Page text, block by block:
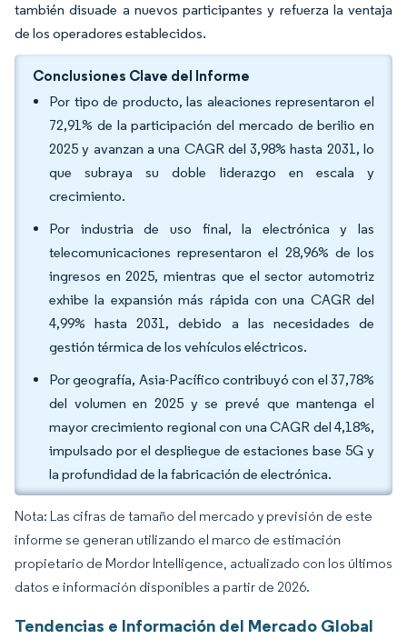
también disuade a nuevos participantes y refuerza la ventaja
de los operadores establecidos.
Conclusiones Clave del Informe
Por tipo de producto, las aleaciones representaron el
72,91% de la participación del mercado de berilio en
2025 y avanzan a una CAGR del 3,98% hasta 2031, lo
que subraya su doble liderazgo en escala y
crecimiento.
Por industria de uso final, la electrónica y las
telecomunicaciones representaron el 28,96% de los
ingresos en 2025, mientras que el sector automotriz
exhibe la expansión más rápida con una CAGR del
4,99% hasta 2031, debido a las necesidades de
gestión térmica de los vehículos eléctricos.
Por geografía, Asia-Pacífico contribuyó con el 37,78%
del volumen en 2025 y se prevé que mantenga el
mayor crecimiento regional con una CAGR del 4,18%,
impulsado por el despliegue de estaciones base 5G y
la profundidad de la fabricación de electrónica.
Nota: Las cifras de tamaño del mercado y previsión de este
informe se generan utilizando el marco de estimación
propietario de Mordor Intelligence, actualizado con los últimos
datos e información disponibles a partir de 2026.
Tendencias e Información del Mercado Global